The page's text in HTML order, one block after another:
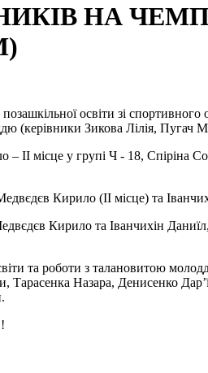
НА
освіти зі
(керівники Зикова Лілія, Пугач
місце у групі Ч - 18, Спіріна
Кирило (ІІ місце) та
Кирило та Іванчихін
та роботи з талановитою
Назара, Денисенко